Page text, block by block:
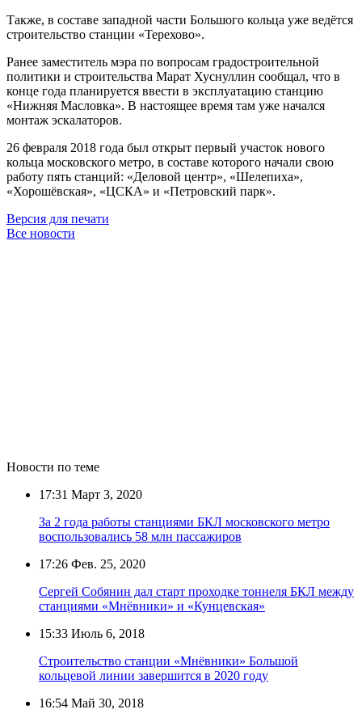
Также, в составе западной части Большого кольца уже ведётся
строительство станции «Терехово».
Ранее заместитель мэра по вопросам градостроительной
политики и строительства Марат Хуснуллин сообщал, что в
конце года планируется ввести в эксплуатацию станцию
«Нижняя Масловка». В настоящее время там уже начался
монтаж эскалаторов.
26 февраля 2018 года был открыт первый участок нового
кольца московского метро, в составе которого начали свою
работу пять станций: «Деловой центр», «Шелепиха»,
«Хорошёвская», «ЦСКА» и «Петровский парк».
Версия для печати
Все новости
Новости по теме
17:31 Март 3, 2020
За 2 года работы станциями БКЛ московского метро
воспользовались 58 млн пассажиров
17:26 Фев. 25, 2020
Сергей Собянин дал старт проходке тоннеля БКЛ между
станциями «Мнёвники» и «Кунцевская»
15:33 Июль 6, 2018
Строительство станции «Мнёвники» Большой
кольцевой линии завершится в 2020 году
16:54 Май 30, 2018